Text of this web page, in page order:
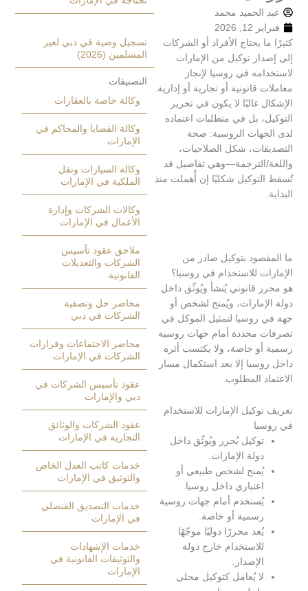
محمد
يحتاج الأفراد أو الشركات
توكيل من الإمارات
في روسيا لإنجاز
أو تجارية أو إدارية.
غالبًا لا يكون في تحرير
بل في متطلبات اعتماده
الروسية: صحة
شكل الصلاحيات،
تفاصيل قد
شكليًا إن أُهملت منذ
بتوكيل صادر من
للاستخدام في روسيا؟
قانوني يُنشأ ويُوثّق داخل
ويُمنح لشخص أو
لتمثيل الموكل في
محددة أمام جهات روسية
خاصة، ولا يكتسب أثره
إلا بعد استكمال مسار
المطلوب.
الإمارات للاستخدام
يُحرر ويُوثّق داخل
الإمارات.
لشخص طبيعي أو
داخل روسيا.
أمام جهات روسية
أو خاصة.
محررًا دوليًا موجّهًا
خارج دولة
يُعامل كتوكيل محلي
تسجيل وصية في دبي لغير
المسلمين (2026)
التصنيفات
وكالة خاصة بالعقارات
وكالة القضايا والمحاكم في
وكالة السيارات ونقل
الملكية في الإمارات
وكالات الشركات وإدارة
الأعمال في الإمارات
ملاحق عقود تأسيس
الشركات والتعديلات
القانونية
محاضر حل وتصفية
الشركات في دبي
محاضر الاجتماعات وقرارات
الشركات في الإمارات
عقود تأسيس الشركات في
دبي والإمارات
عقود الشركات والوثائق
التجارية في الإمارات
خدمات كاتب العدل الخاص
والتوثيق في الإمارات
خدمات التصديق القنصلي
في الإمارات
خدمات الإشهادات
والتوثيقات القانونية في
الإمارات